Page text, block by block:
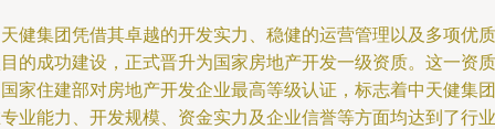
健集团凭借其卓越的开发实力、稳健的运营管理以及多项优质
的成功建设，正式晋升为国家房地产开发一级资质。这一资质
家住建部对房地产开发企业最高等级认证，标志着中天健集团
业能力、开发规模、资金实力及企业信誉等方面均达到了行业